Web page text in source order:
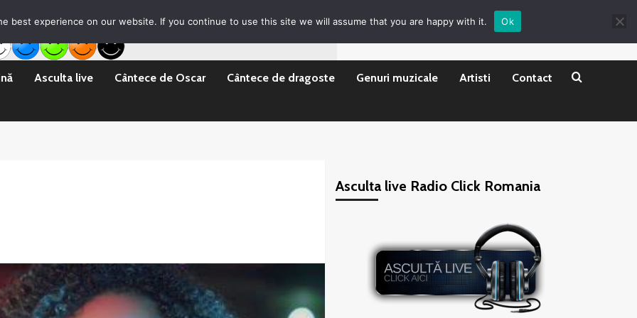
Emisii Promovare Artisti noi Vrei sa fii DJ?
Asculta live Cântece de Oscar Cântece de dragoste Genuri muzicale Artisti Contact
Asculta live Radio Click Romania
best experience on our website. If you continue to use this site we will assume that you are happy with it. Ok